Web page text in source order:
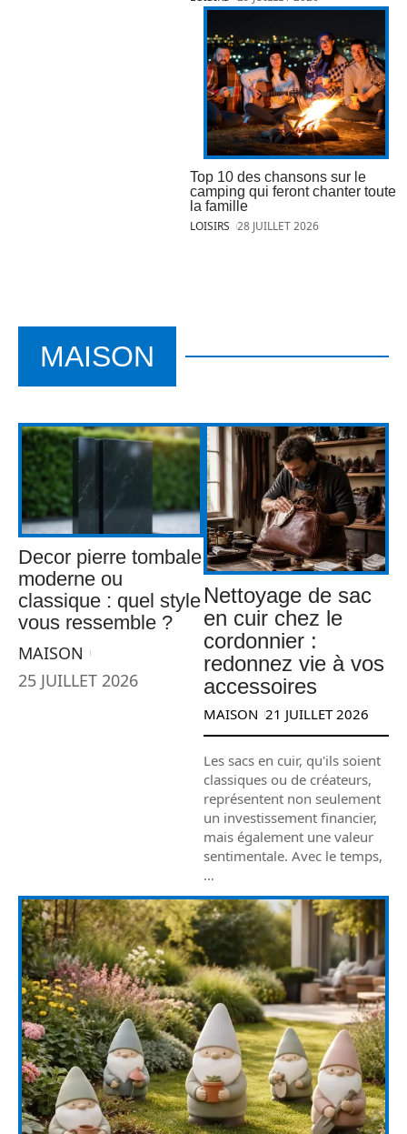
Top 10 des chansons sur le
camping qui feront chanter toute
la famille
LOISIRS 28 JUILLET 2026
MAISON
Decor pierre tombale
moderne ou
classique : quel style
vous ressemble ?
MAISON
25 JUILLET 2026
Nettoyage de sac
en cuir chez le
cordonnier :
redonnez vie à vos
accessoires
MAISON 21 JUILLET 2026
Les sacs en cuir, qu'ils soient
classiques ou de créateurs,
représentent non seulement
un investissement financier,
mais également une valeur
sentimentale. Avec le temps,
…